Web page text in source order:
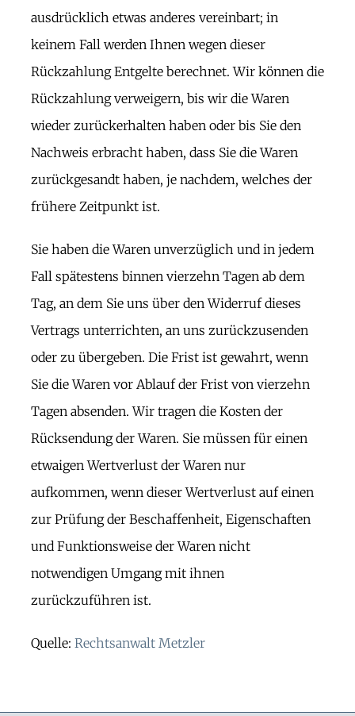
ausdrücklich etwas anderes vereinbart; in
keinem Fall werden Ihnen wegen dieser
Rückzahlung Entgelte berechnet. Wir können die
Rückzahlung verweigern, bis wir die Waren
wieder zurückerhalten haben oder bis Sie den
Nachweis erbracht haben, dass Sie die Waren
zurückgesandt haben, je nachdem, welches der
frühere Zeitpunkt ist.
Sie haben die Waren unverzüglich und in jedem
Fall spätestens binnen vierzehn Tagen ab dem
Tag, an dem Sie uns über den Widerruf dieses
Vertrags unterrichten, an uns zurückzusenden
oder zu übergeben. Die Frist ist gewahrt, wenn
Sie die Waren vor Ablauf der Frist von vierzehn
Tagen absenden. Wir tragen die Kosten der
Rücksendung der Waren. Sie müssen für einen
etwaigen Wertverlust der Waren nur
aufkommen, wenn dieser Wertverlust auf einen
zur Prüfung der Beschaffenheit, Eigenschaften
und Funktionsweise der Waren nicht
notwendigen Umgang mit ihnen
zurückzuführen ist.
Quelle: Rechtsanwalt Metzler